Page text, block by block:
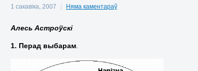
1 сакавіка, 2007 | Няма каментараў
Алесь Астроўскі
1. Перад выбарам